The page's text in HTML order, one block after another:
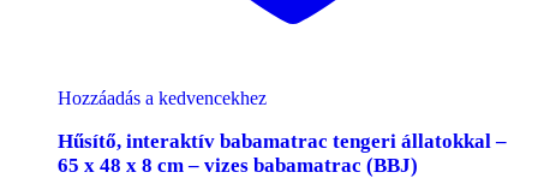
Hozzáadás a kedvencekhez
Hűsítő, interaktív babamatrac tengeri állatokkal –
65 x 48 x 8 cm – vizes babamatrac (BBJ)